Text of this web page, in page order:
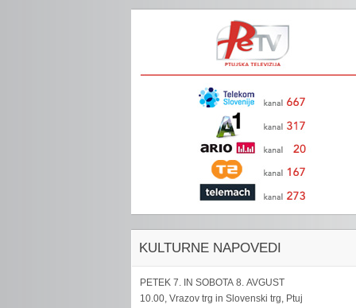
KULTURNE NAPOVEDI
PETEK 7. IN SOBOTA 8. AVGUST
10.00, Vrazov trg in Slovenski trg, Ptuj